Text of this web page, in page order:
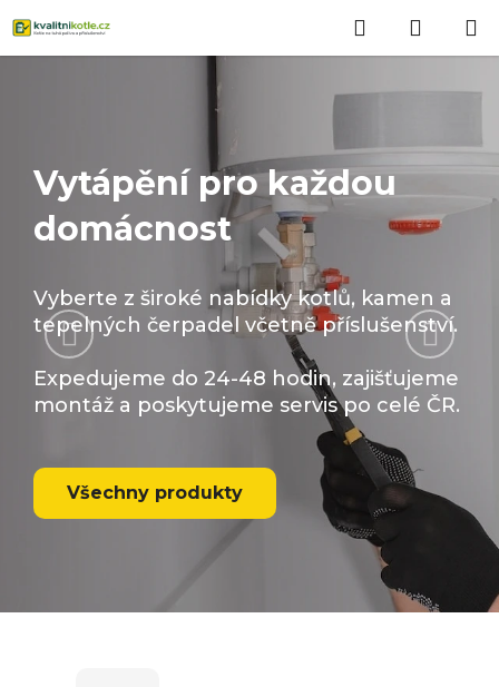
na
obsah
Hledat
KOŠÍK
Vytápění pro každou
domácnost
Vyberte z široké nabídky kotlů, kamen a
tepelných čerpadel včetně příslušenství.
Expedujeme do 24-48 hodin, zajišťujeme
montáž a poskytujeme servis po celé ČR.
Všechny produkty
Předchozí